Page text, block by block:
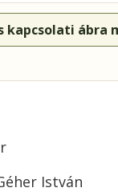
kapcsolati ábra
István